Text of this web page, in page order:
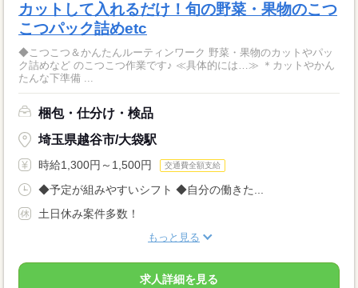
カットして入れるだけ！旬の野菜・果物のこつ
こつパック詰めetc
◆こつこつ＆かんたんルーティンワーク 野菜・果物のカットやパッ
ク詰めなど のこつこつ作業です♪ ≪具体的には…≫ ＊カットやかん
たんな下準備 ...
梱包・仕分け・検品
埼玉県越谷市/大袋駅
時給1,300円～1,500円 交通費全額支給
◆予定が組みやすいシフト ◆自分の働きた...
土日休み案件多数！
もっと見る
求人詳細を見る